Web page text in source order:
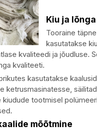
Kiu ja
Tooraine
kasutatakse
kvaliteedi ja jõudluse.
kvaliteeti.
kasutatakse
ketrusmasinatesse,
tootmisel
mõõtmine